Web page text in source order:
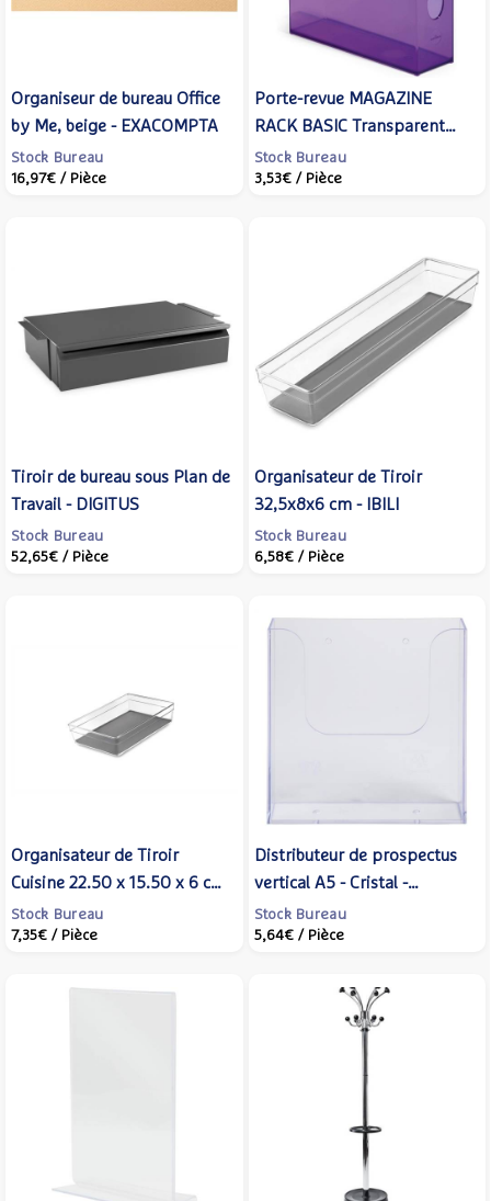
Organiseur de bureau Office
by Me, beige - EXACOMPTA
Stock Bureau
16,97€ / Pièce
Porte-revue MAGAZINE
RACK BASIC Transparent
Violet - DURABLE
Stock Bureau
3,53€ / Pièce
Tiroir de bureau sous Plan de
Travail - DIGITUS
Stock Bureau
52,65€ / Pièce
Organisateur de Tiroir
32,5x8x6 cm - IBILI
Stock Bureau
6,58€ / Pièce
Organisateur de Tiroir
Cuisine 22.50 x 15.50 x 6 cm
- IBILI
Stock Bureau
7,35€ / Pièce
Distributeur de prospectus
vertical A5 - Cristal -
EXACOMPTA
Stock Bureau
5,64€ / Pièce